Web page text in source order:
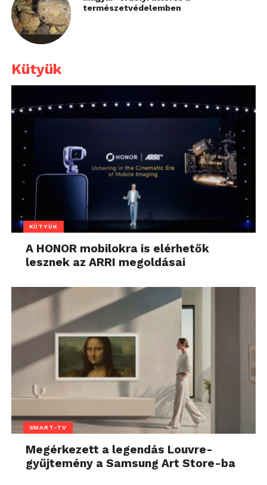
természetvédelemben
Kütyük
KÜTYÜK
A HONOR mobilokra is elérhetők
lesznek az ARRI megoldásai
SMART-TV
Megérkezett a legendás Louvre-
gyűjtemény a Samsung Art Store-ba